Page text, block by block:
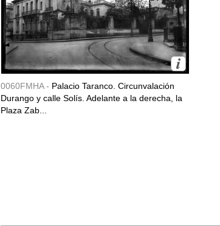
0060FMHA - Palacio Taranco. Circunvalación
Durango y calle Solís. Adelante a la derecha, la
Plaza Zab...